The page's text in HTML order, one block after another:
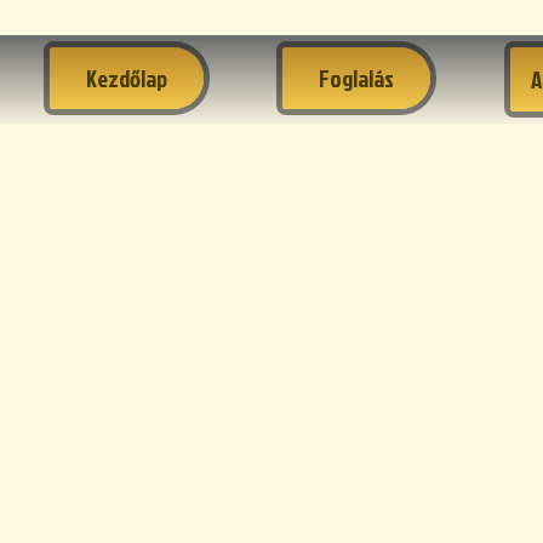
Kezdőlap Foglalás